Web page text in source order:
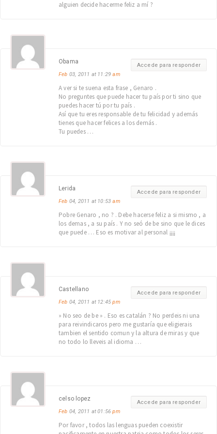
alguien decide hacerme feliz a mí ?
Accede para responder
Obama
Feb 03, 2011 at 11:29am
A ver si te suena esta frase , Genaro .
No preguntes que puede hacer tu país por ti sino que
puedes hacer tú por tu país .
Así que tu eres responsable de tu felicidad y además
tienes que hacer felices a los demás .
Tu puedes …
Accede para responder
Lerida
Feb 04, 2011 at 10:53am
Pobre Genaro , no ? . Debe hacerse feliz a si mismo , a
los demas , a su país . Y no seó de be sino que le dices
que puede … Eso es motivar al personal ¡¡¡¡
Accede para responder
Castellano
Feb 04, 2011 at 12:45pm
» No seo de be » . Eso es catalán ? No perdeis ni una
para reivindicaros pero me gustaría que eligierais
tambien el sentido comun y la altura de miras y que
no todo lo lleveis al idioma …
Accede para responder
celso lopez
Feb 04, 2011 at 01:56pm
Por favor , todos las lenguas pueden coexistir